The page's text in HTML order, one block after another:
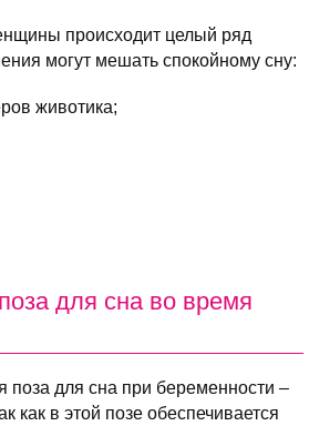
происходит целый ряд
могут мешать спокойному сну:
животика;
для сна во время
для сна при беременности –
как в этой позе обеспечивается